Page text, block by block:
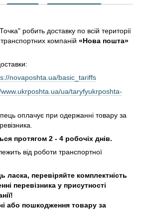
робить доставку по всій території
компаній «Нова пошта»
novaposhta.ua/basic_tariffs
ua/taryfyukrposhta-
оплачує при одержанні товару за
протягом 2 - 4 робочіх днів.
від роботи транспортної
ласка, перевіряйте комплектність
перевізника у присутності
або пошкодження товару за